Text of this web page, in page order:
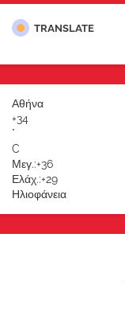
TRANSLATE
Αθήνα
+34
°
C
Μεγ.:+36
Ελάχ.:+29
Ηλιοφάνεια